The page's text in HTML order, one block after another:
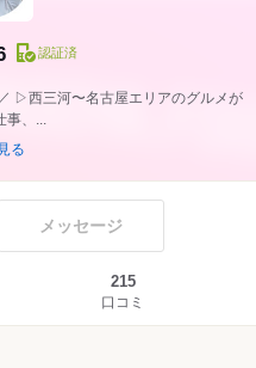
認証済
▷西三河〜名古屋エリアのグルメが
、...
る
メッセージ
215
口コミ